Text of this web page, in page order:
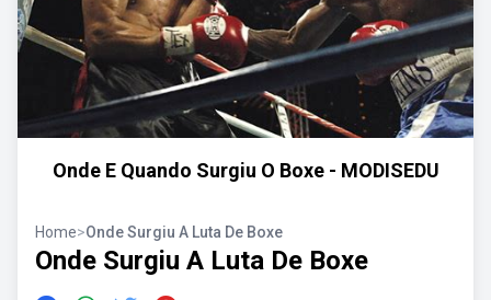
Onde E Quando Surgiu O Boxe - MODISEDU
Home>Onde Surgiu A Luta De Boxe
Onde Surgiu A Luta De Boxe